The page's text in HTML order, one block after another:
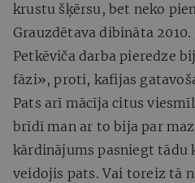
krustu šķērsu, bet neko
Grauzdētava dibināta
Petkēviča darba pieredze
fāzi», proti, kafijas
Pats arī mācīja citus
brīdī man ar to bija par
kārdinājums pasniegt tādu
veidojis pats. Vai toreiz tā